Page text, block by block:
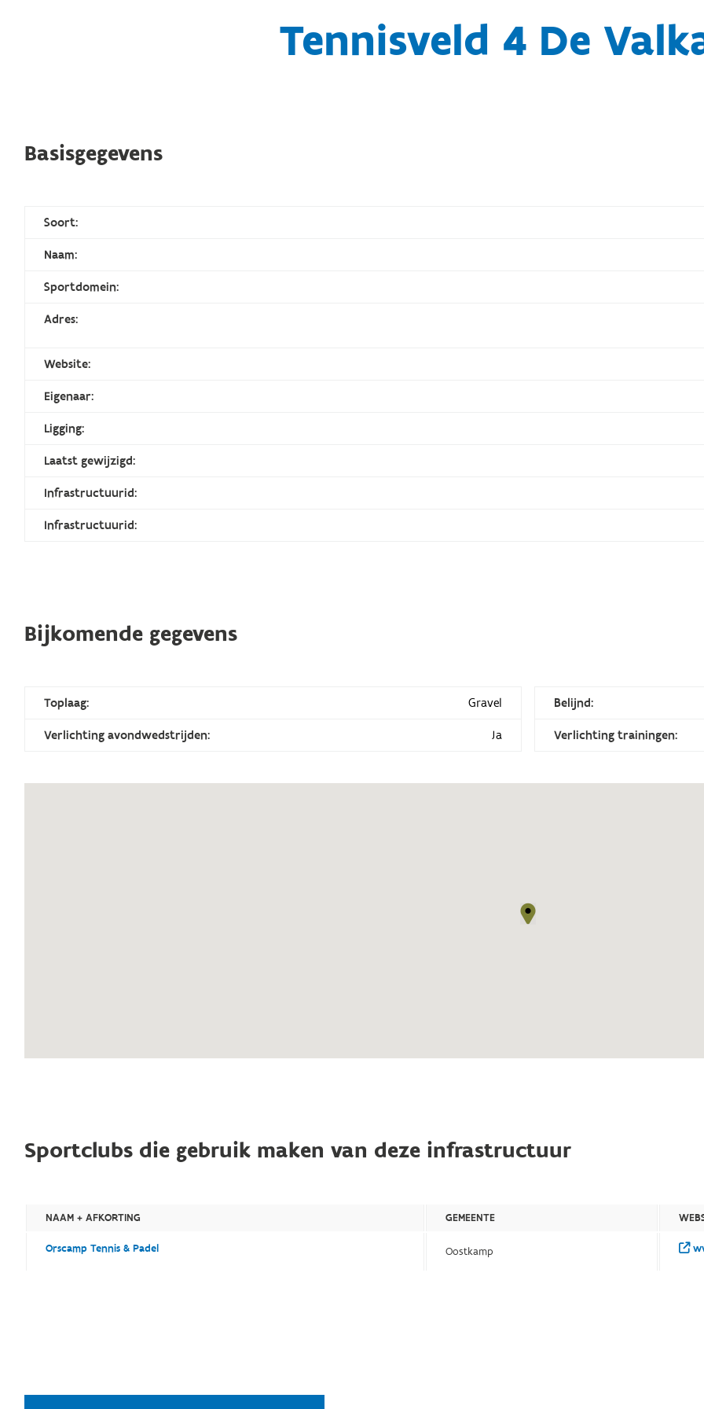
Tennisveld 4 De
Basisgegevens
Soort:
Naam:
Sportdomein:
Adres:
Website:
Eigenaar:
Ligging:
Laatst gewijzigd:
Infrastructuurid:
Infrastructuurid:
Bijkomende gegevens
Toplaag: Gravel Belijnd:
Verlichting avondwedstrijden: Ja Verlichting trainingen:
Sportclubs die gebruik maken van deze infrastructuur
NAAM + AFKORTING GEMEENTE
Orscamp Tennis & Padel Oostkamp